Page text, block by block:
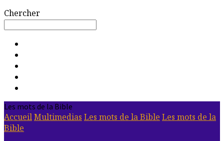
Chercher
Les mots de la Bible
AccueilMultimedias Les mots de la Bible Les mots de la
Bible